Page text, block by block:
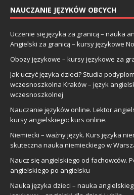
NAUCZANIE JĘZYKÓW OBCYCH
Uczenie się języka za granicą – nauka
Angielski za granicą – kursy językowe
Obozy językowe – kursy językowe za
Jak uczyć języka dzieci? Studia
wczesnoszkolna Kraków – język
wczesnoszkolnej
Nauczanie języków online. Lektor
kursy angielskiego: kurs online.
Niemiecki – ważny język. Kurs języka
skuteczna nauka niemieckiego w
Naucz się angielskiego od fachowców.
angielskiego po angielsku
Nauka języka dzieci – nauka